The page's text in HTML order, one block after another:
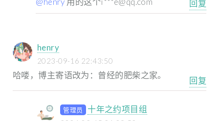
回复
henry
2023-09-16 22:43:50
哈喽，博主寄语改为：曾经的肥柴之家。
回复
管理员 十年之约项目组